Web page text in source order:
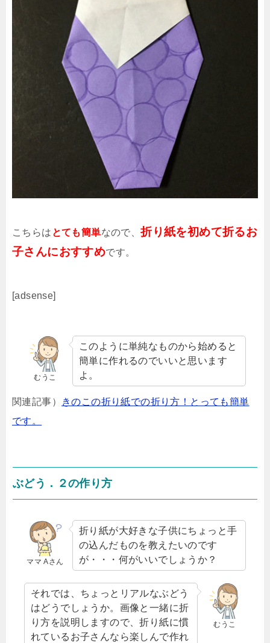
こちらは とても簡単なので、折り紙を初めて折るお
子さんにおすすめです。
[adsense]
むうこ
このように単純なものから始めると
簡単に作れるのでいいと思います
よ。
関連記事）
きのこの折り紙での折り方！とっても簡単
です。
ぶどう．２の作り方
ママ Aさん
折り紙が大好きな子供にちょっと手
の込んだものを教えたいのです
が・・・何がいいでしょうか？
むうこ
それでは、ちょっとリアルなぶどう
はどうでしょうか。画像と一緒に折
り方を説明しますので、折り紙に慣
れているお子さんなら楽しんで作れ